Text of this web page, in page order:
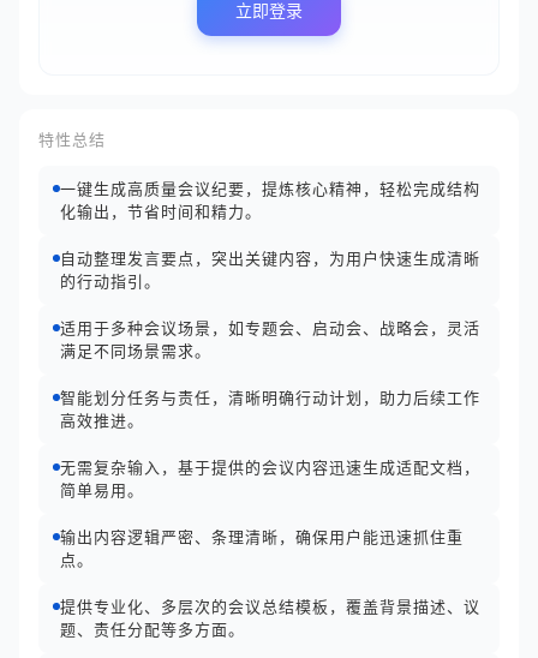
立即登录
特性总结
一键生成高质量会议纪要，提炼核心精神，轻松完成结构
化输出，节省时间和精力。
自动整理发言要点，突出关键内容，为用户快速生成清晰
的行动指引。
适用于多种会议场景，如专题会、启动会、战略会，灵活
满足不同场景需求。
智能划分任务与责任，清晰明确行动计划，助力后续工作
高效推进。
无需复杂输入，基于提供的会议内容迅速生成适配文档，
简单易用。
输出内容逻辑严密、条理清晰，确保用户能迅速抓住重
点。
提供专业化、多层次的会议总结模板，覆盖背景描述、议
题、责任分配等多方面。